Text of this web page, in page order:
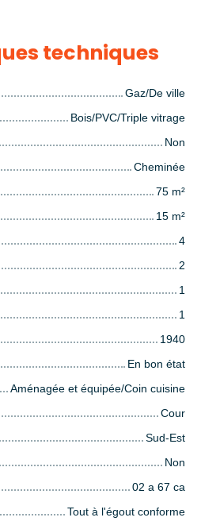
techniques
Gaz/De ville
Bois/PVC/Triple vitrage
Non
Cheminée
75 m²
15 m²
4
2
1
1
1940
En bon état
Aménagée et équipée/Coin cuisine
Cour
Sud-Est
Non
02 a 67 ca
Tout à l'égout conforme